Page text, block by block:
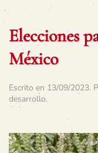
Elecciones
México
Escrito en 13/09/2023.
desarrollo.